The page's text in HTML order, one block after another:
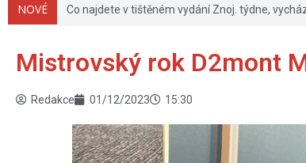
NOVÉ Co najdete v tištěném vydání Znoj. týdne,
Mistrovský rok D2mont
Redakce 01/12/2023 15:30